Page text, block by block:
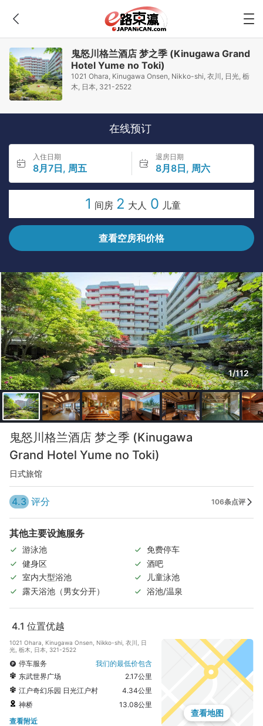
鬼怒川格兰酒店 梦之季 (Kinugawa Grand
Hotel Yume no Toki)
1021 Ohara, Kinugawa Onsen, Nikko-shi, 衣川, 日光, 栃
木, 日本, 321-2522
在线预订
入住日期
8月7日, 周五
退房日期
8月8日, 周六
1 间房 2 大人 0 儿童
查看空房和价格
1/112
鬼怒川格兰酒店 梦之季 (Kinugawa
Grand Hotel Yume no Toki)
日式旅馆
4.3 评分 106条点评
其他主要设施服务
游泳池
免费停车
健身区
酒吧
室内大型浴池
儿童泳池
露天浴池（男女分开）
浴池/温泉
4.1 位置优越
1021 Ohara, Kinugawa Onsen, Nikko-shi, 衣川, 日
光, 栃木, 日本, 321-2522
停车服务
我们的最低价包含
东武世界广场
2.17公里
江户奇幻乐园 日光江户村
4.34公里
神桥
13.08公里
查看附近
查看地图